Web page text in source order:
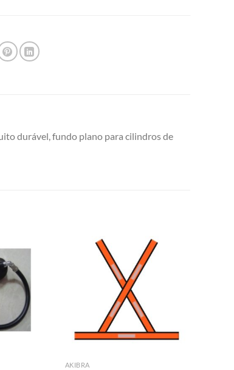
durável, fundo plano para cilindros de
wishlist
AKIBRA